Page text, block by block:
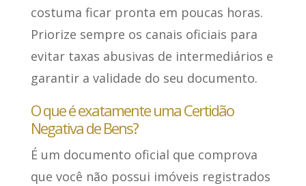
costuma ficar pronta em poucas horas.
Priorize sempre os canais oficiais para
evitar taxas abusivas de intermediários e
garantir a validade do seu documento.
O que é exatamente uma Certidão
Negativa de Bens?
É um documento oficial que comprova
que você não possui imóveis registrados